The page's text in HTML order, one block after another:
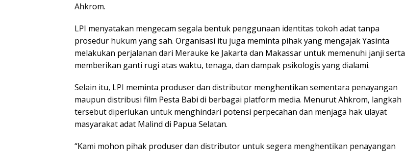
Ahkrom.
LPI menyatakan mengecam segala bentuk penggunaan identitas tokoh adat tanpa
prosedur hukum yang sah. Organisasi itu juga meminta pihak yang mengajak Yasinta
melakukan perjalanan dari Merauke ke Jakarta dan Makassar untuk memenuhi janji serta
memberikan ganti rugi atas waktu, tenaga, dan dampak psikologis yang dialami.
Selain itu, LPI meminta produser dan distributor menghentikan sementara penayangan
maupun distribusi film Pesta Babi di berbagai platform media. Menurut Ahkrom, langkah
tersebut diperlukan untuk menghindari potensi perpecahan dan menjaga hak ulayat
masyarakat adat Malind di Papua Selatan.
“Kami mohon pihak produser dan distributor untuk segera menghentikan penayangan